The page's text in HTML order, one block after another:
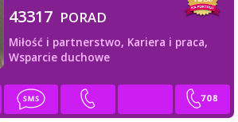
43317 PORAD
Miłość i partnerstwo, Kariera i praca,
Wsparcie duchowe